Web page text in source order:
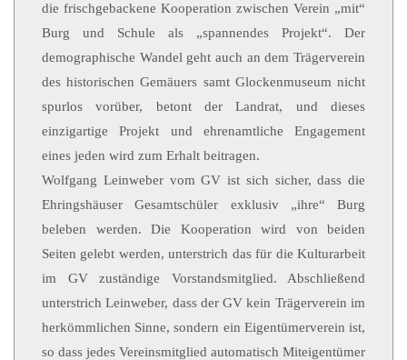
die frischgebackene Kooperation zwischen Verein „mit“
Burg und Schule als „spannendes Projekt“. Der
demographische Wandel geht auch an dem Trägerverein
des historischen Gemäuers samt Glockenmuseum nicht
spurlos vorüber, betont der Landrat, und dieses
einzigartige Projekt und ehrenamtliche Engagement
eines jeden wird zum Erhalt beitragen.
Wolfgang Leinweber vom GV ist sich sicher, dass die
Ehringshäuser Gesamtschüler exklusiv „ihre“ Burg
beleben werden. Die Kooperation wird von beiden
Seiten gelebt werden, unterstrich das für die Kulturarbeit
im GV zuständige Vorstandsmitglied. Abschließend
unterstrich Leinweber, dass der GV kein Trägerverein im
herkömmlichen Sinne, sondern ein Eigentümerverein ist,
so dass jedes Vereinsmitglied automatisch Miteigentümer